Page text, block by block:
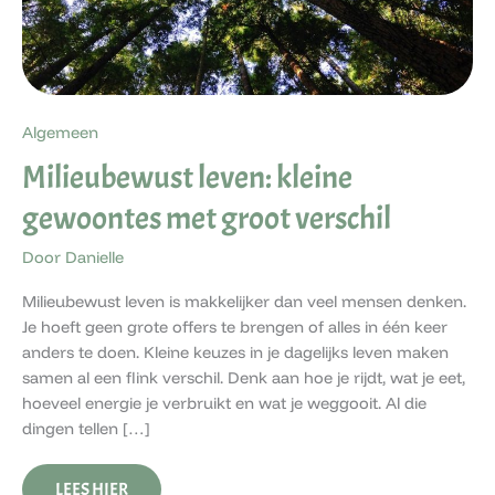
Algemeen
Milieubewust leven: kleine
gewoontes met groot verschil
Door Danielle
Milieubewust leven is makkelijker dan veel mensen denken.
Je hoeft geen grote offers te brengen of alles in één keer
anders te doen. Kleine keuzes in je dagelijks leven maken
samen al een flink verschil. Denk aan hoe je rijdt, wat je eet,
hoeveel energie je verbruikt en wat je weggooit. Al die
dingen tellen […]
LEES HIER